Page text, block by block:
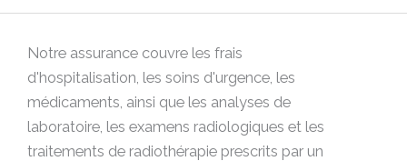
Notre assurance couvre les frais
d'hospitalisation, les soins d'urgence, les
médicaments, ainsi que les analyses de
laboratoire, les examens radiologiques et les
traitements de radiothérapie prescrits par un